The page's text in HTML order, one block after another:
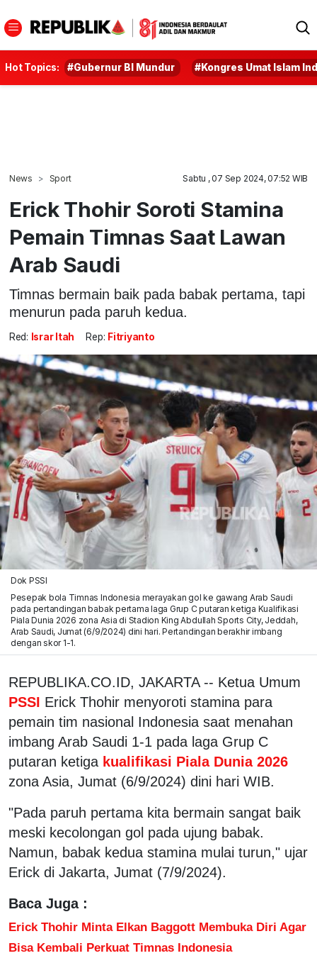
Hot Topics: #Gubernur BI Mundur #Kongres Umat Islam
News Sport Sabtu , 07 Sep 2024, 07:52 WIB
Erick Thohir Soroti Stamina
Pemain Timnas Saat Lawan
Arab Saudi
Timnas bermain baik pada babak pertama, tapi
menurun pada paruh kedua.
Red: Israr Itah Rep: Fitriyanto
Dok PSSI
Pesepak bola Timnas Indonesia merayakan gol ke gawang Arab Saudi
pada pertandingan babak pertama laga Grup C putaran ketiga Kualifikasi
Piala Dunia 2026 zona Asia di Stadion King Abdullah Sports City, Jeddah,
Arab Saudi, Jumat (6/9/2024) dini hari. Pertandingan berakhir imbang
dengan skor 1-1.
REPUBLIKA.CO.ID, JAKARTA -- Ketua Umum
PSSI Erick Thohir menyoroti stamina para
pemain tim nasional Indonesia saat menahan
imbang Arab Saudi 1-1 pada laga Grup C
putaran ketiga kualifikasi Piala Dunia 2026
zona Asia, Jumat (6/9/2024) dini hari WIB.
"Pada paruh pertama kita bermain sangat baik
meski kecolongan gol pada ujung babak.
Namun, babak kedua stamina mulai turun," ujar
Erick di Jakarta, Jumat (7/9/2024).
Baca Juga :
Erick Thohir Minta Elkan Baggott Membuka Diri Agar
Bisa Kembali Perkuat Timnas Indonesia